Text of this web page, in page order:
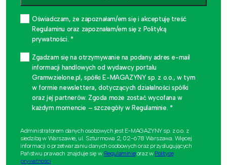
Oświadczam, że zapoznałam/em się i akceptuję treść
Regulaminu oraz zapoznałam/em się z Polityką
prywatności. *
Zgadzam się na otrzymywanie na podany adres e-mail
informacji handlowych od wydawcy portalu
Gramwzielone.pl, spółki E-MAGAZYNY sp. z o.o., w tym
w formie newslettera, dotyczących działalności spółki
oraz jej partnerów. Zgoda może zostać wycofana w
każdym momencie – szczegóły w Regulaminie. *
Administratorem danych osobowych jest E-MAGAZYNY sp. z o.o. z
siedzibą w Warszawie, ul. Szturmowa 2, 02-678 Warszawa. Więcej
informacji o przetwarzaniu danych osobowych oraz przysługujących
Państwu prawach znajduje się w Regulaminieoraz w Polityce
prywatności.